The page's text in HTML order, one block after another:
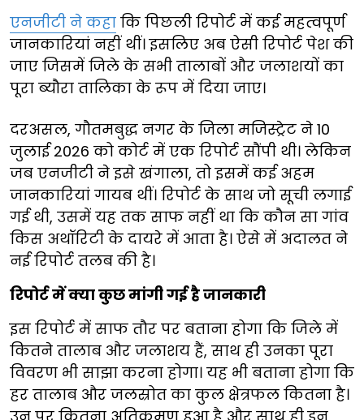
एनजीटी ने कहा कि पिछली रिपोर्ट में कई महत्वपूर्ण
जानकारियां नहीं थीं। इसलिए अब ऐसी रिपोर्ट पेश की
जाए जिसमें जिले के सभी तालाबों और जलाशयों का
पूरा ब्यौरा तालिका के रूप में दिया जाए।
दरअसल, गौतमबुद्ध नगर के जिला मजिस्ट्रेट ने 10
जुलाई 2026 को कोर्ट में एक रिपोर्ट सौंपी थी। लेकिन
जब एनजीटी ने इसे खंगाला, तो इसमें कई अहम
जानकारियां गायब थीं। रिपोर्ट के साथ जो सूची लगाई
गई थी, उसमें यह तक साफ नहीं था कि कौन सा गांव
किस अथॉरिटी के दायरे में आता है। ऐसे में अदालत ने
नई रिपोर्ट तलब की है।
रिपोर्ट में क्या कुछ मांगी गई है जानकारी
इस रिपोर्ट में साफ तौर पर बताना होगा कि जिले में
कितने तालाब और जलाशय हैं, साथ ही उनका पूरा
विवरण भी साझा करना होगा। यह भी बताना होगा कि
हर तालाब और जलस्रोत का कुल क्षेत्रफल कितना है।